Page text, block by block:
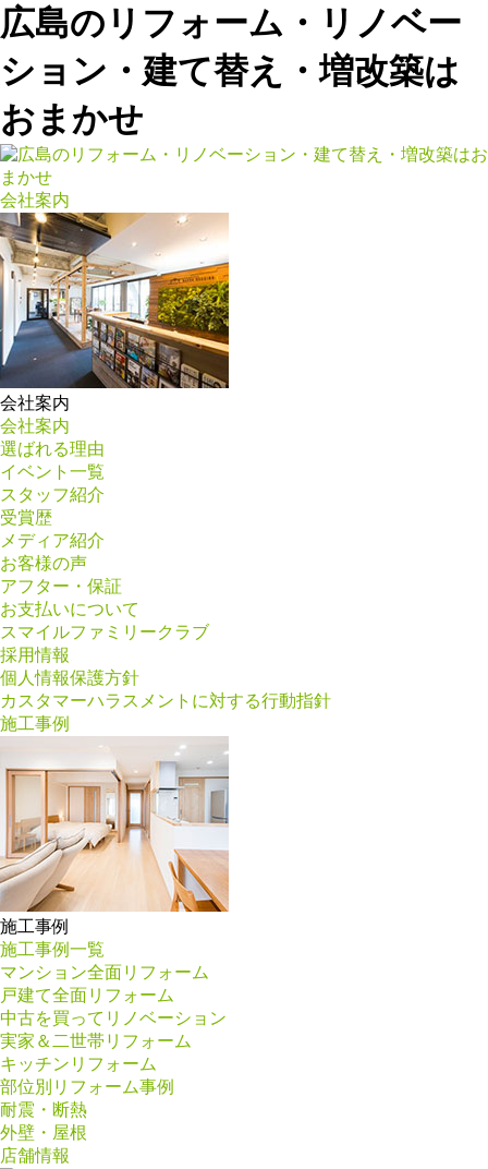
広島のリフォーム・リノベー
ション・建て替え・増改築は
おまかせ
会社案内
会社案内
会社案内
選ばれる理由
イベント一覧
スタッフ紹介
受賞歴
メディア紹介
お客様の声
アフター・保証
お支払いについて
スマイルファミリークラブ
採用情報
個人情報保護方針
カスタマーハラスメントに対する行動指針
施工事例
施工事例
施工事例一覧
マンション全面リフォーム
戸建て全面リフォーム
中古を買ってリノベーション
実家＆二世帯リフォーム
キッチンリフォーム
部位別リフォーム事例
耐震・断熱
外壁・屋根
店舗情報